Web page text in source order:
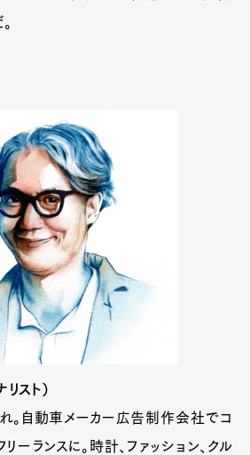
スト）
。自動車メーカー広告制作会社でコ
ーランスに。時計、ファッション、クル